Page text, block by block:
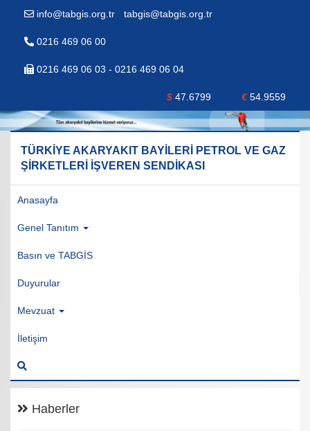
info@tabgis.org.tr - tabgis@tabgis.org.tr
0216 469 06 00
0216 469 06 03 - 0216 469 06 04
$ 47.6799 €54.9559
TÜRKİYE AKARYAKIT BAYİLERİ PETROL VE GAZ
ŞİRKETLERİ İŞVEREN SENDİKASI
Anasayfa
Genel Tanıtım
Basın ve TABGİS
Duyurular
Mevzuat
İletişim
Haberler